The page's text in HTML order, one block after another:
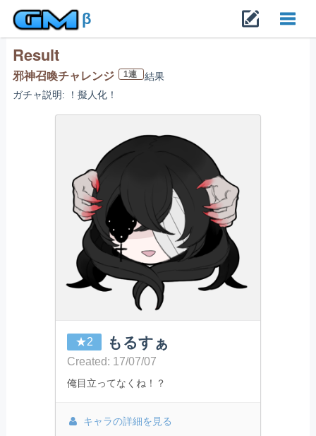
β
Result
邪神召喚チャレンジ 1連
結果
ガチャ説明: ！擬人化！
★2 もるすぁ
Created: 17/07/07
俺目立ってなくね！？
キャラの詳細を見る